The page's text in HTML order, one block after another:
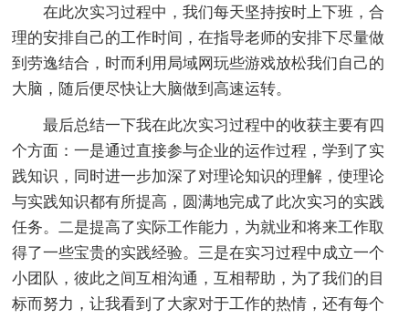
在此次实习过程中，我们每天坚持按时上下班，合
理的安排自己的工作时间，在指导老师的安排下尽量做
到劳逸结合，时而利用局域网玩些游戏放松我们自己的
大脑，随后便尽快让大脑做到高速运转。
最后总结一下我在此次实习过程中的收获主要有四
个方面：一是通过直接参与企业的运作过程，学到了实
践知识，同时进一步加深了对理论知识的理解，使理论
与实践知识都有所提高，圆满地完成了此次实习的实践
任务。二是提高了实际工作能力，为就业和将来工作取
得了一些宝贵的实践经验。三是在实习过程中成立一个
小团队，彼此之间互相沟通，互相帮助，为了我们的目
标而努力，让我看到了大家对于工作的热情，还有每个